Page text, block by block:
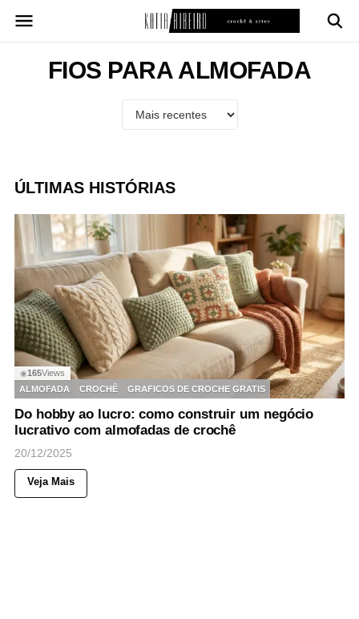
para
conteúdoFIOS PARA ALMOFADA
ÚLTIMAS HISTÓRIAS
◉165Views
ALMOFADA
CROCHÊ GRAFICOS DE CROCHE GRATIS
Do hobby ao lucro: como construir um negócio
lucrativo com almofadas de crochê
20/12/2025
Veja Mais